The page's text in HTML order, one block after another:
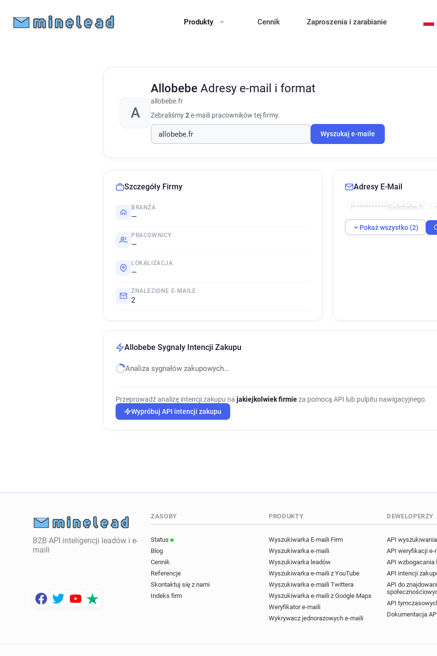
Produkty Cennik Zaproszenia i zarabianie
A
Allobebe Adresy e-mail i format
allobebe.fr
Zebraliśmy2e-maili pracowników tej firmy.
Wyszukaj e-maile
Szczegóły Firmy
BRANŻA
—
PRACOWNICY
—
LOKALIZACJA
—
ZNALEZIONE E-MAILE
2
Adresy E-Mail
f***********@allobebe.fr
Pokaż wszystko (2)
Allobebe Sygnaly Intencji Zakupu
Analiza sygnałów zakupowych…
Przeprowadź analizę intencji zakupu na jakiejkolwiek firmieza pomocą API lub pulpitu nawigacyjnego.
Wypróbuj API intencji zakupu
B2B API inteligencji leadów i e-
maili
ZASOBY
Status
Blog
Cennik
Referencje
Skontaktuj się z nami
Indeks firm
PRODUKTY
Wyszukiwarka E-maili Firm
Wyszukiwarka e-maili
Wyszukiwarka leadów
Wyszukiwarka e-maili z YouTube
Wyszukiwarka e-maili Twittera
Wyszukiwarka e-maili z Google Maps
Weryfikator e-maili
Wykrywacz jednorazowych e-maili
DEWELOPERZY
API
API weryfikacji e-
API wzbogacania
API intencji
API do
API
Dokumentacja